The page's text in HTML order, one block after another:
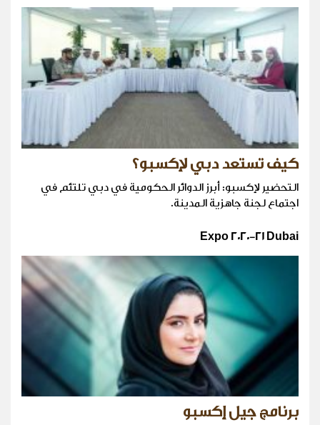
كيف تستعد دبي لإكسبو؟
التحضير لإكسبو: أبرز الدوائر الحكومية في دبي تلتئم في
اجتماع لجنة جاهزية المدينة.
Expo 2020-21 Dubai
برنامج جيل إكسبو